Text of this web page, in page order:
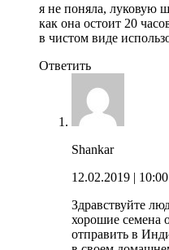
я не поняла, луковую
как она остоит 20
в чистом виде
Ответить
Shankar
12.02.2019 |
Здравствуйте
хорошие семена
отправить в